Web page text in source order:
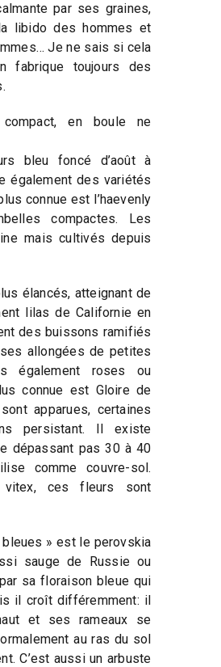
par ses graines,
libido des hommes et
Je ne sais si cela
fabrique toujours des
en boule ne
bleu foncé d’août à
également des variétés
connue est l’haevenly
compactes. Les
mais cultivés depuis
élancés, atteignant de
lilas de Californie en
des buissons ramifiés
allongées de petites
également roses ou
connue est Gloire de
apparues, certaines
persistant. Il existe
dépassant pas 30 à 40
comme couvre-sol.
ces fleurs sont
» est le perovskia
sauge de Russie ou
sa floraison bleue qui
il croît différemment: il
et ses rameaux se
au ras du sol
C’est aussi un arbuste